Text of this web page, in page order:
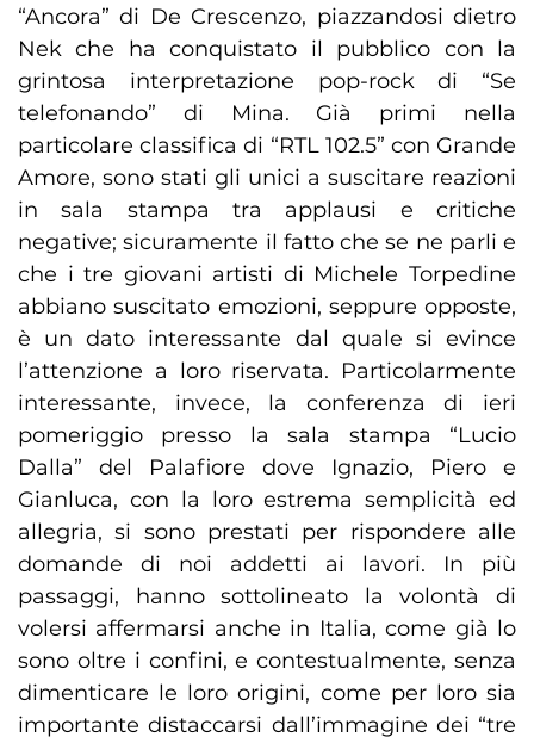
“Ancora” di De Crescenzo, piazzandosi dietro
Nek che ha conquistato il pubblico con la
grintosa interpretazione pop-rock di “Se
telefonando” di Mina. Già primi nella
particolare classifica di “RTL 102.5” con Grande
Amore, sono stati gli unici a suscitare reazioni
in sala stampa tra applausi e critiche
negative; sicuramente il fatto che se ne parli e
che i tre giovani artisti di Michele Torpedine
abbiano suscitato emozioni, seppure opposte,
è un dato interessante dal quale si evince
l’attenzione a loro riservata. Particolarmente
interessante, invece, la conferenza di ieri
pomeriggio presso la sala stampa “Lucio
Dalla” del Palafiore dove Ignazio, Piero e
Gianluca, con la loro estrema semplicità ed
allegria, si sono prestati per rispondere alle
domande di noi addetti ai lavori. In più
passaggi, hanno sottolineato la volontà di
volersi affermarsi anche in Italia, come già lo
sono oltre i confini, e contestualmente, senza
dimenticare le loro origini, come per loro sia
importante distaccarsi dall’immagine dei “tre